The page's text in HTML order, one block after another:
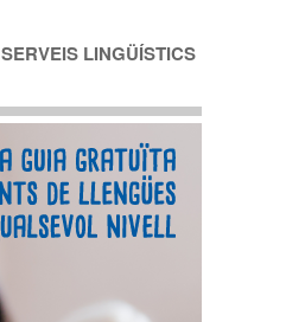
SERVEIS LINGÜÍSTICS